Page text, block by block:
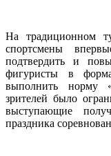
На традиционном
спортсмены
подтвердить и
фигуристы в
выполнить норму
зрителей было
выступающие
праздника